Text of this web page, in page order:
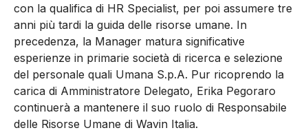
con la qualifica di HR Specialist, per poi assumere tre
anni più tardi la guida delle risorse umane. In
precedenza, la Manager matura significative
esperienze in primarie società di ricerca e selezione
del personale quali Umana S.p.A. Pur ricoprendo la
carica di Amministratore Delegato, Erika Pegoraro
continuerà a mantenere il suo ruolo di Responsabile
delle Risorse Umane di Wavin Italia.